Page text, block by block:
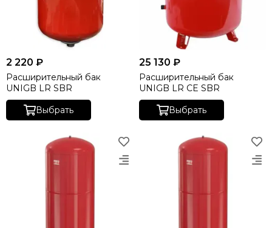
2 220 ₽
Расширительный бак
UNIGB LR SBR
Выбрать
25 130 ₽
Расширительный бак
UNIGB LR CE SBR
Выбрать